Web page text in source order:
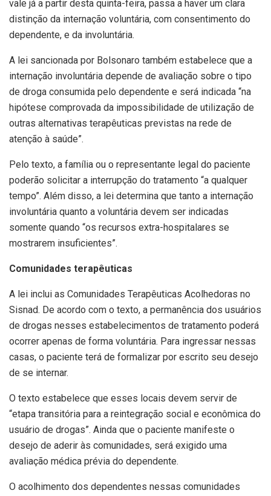
vale já a partir desta quinta-feira, passa a haver um clara
distinção da internação voluntária, com consentimento do
dependente, e da involuntária.
A lei sancionada por Bolsonaro também estabelece que a
internação involuntária depende de avaliação sobre o tipo
de droga consumida pelo dependente e será indicada “na
hipótese comprovada da impossibilidade de utilização de
outras alternativas terapêuticas previstas na rede de
atenção à saúde”.
Pelo texto, a família ou o representante legal do paciente
poderão solicitar a interrupção do tratamento “a qualquer
tempo”. Além disso, a lei determina que tanto a internação
involuntária quanto a voluntária devem ser indicadas
somente quando “os recursos extra-hospitalares se
mostrarem insuficientes”.
Comunidades terapêuticas
A lei inclui as Comunidades Terapêuticas Acolhedoras no
Sisnad. De acordo com o texto, a permanência dos usuários
de drogas nesses estabelecimentos de tratamento poderá
ocorrer apenas de forma voluntária. Para ingressar nessas
casas, o paciente terá de formalizar por escrito seu desejo
de se internar.
O texto estabelece que esses locais devem servir de
“etapa transitória para a reintegração social e econômica do
usuário de drogas”. Ainda que o paciente manifeste o
desejo de aderir às comunidades, será exigido uma
avaliação médica prévia do dependente.
O acolhimento dos dependentes nessas comunidades